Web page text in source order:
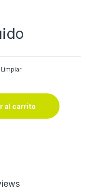
Limpiar
al carrito